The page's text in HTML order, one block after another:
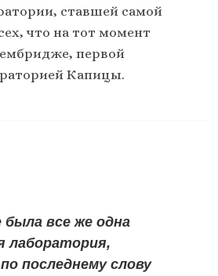
ставшей самой
что на тот момент
первой
Капицы.
все же одна
лаборатория,
последнему слову